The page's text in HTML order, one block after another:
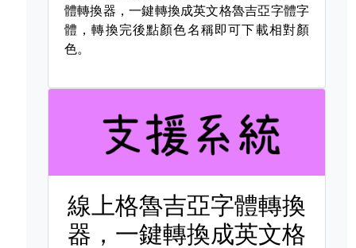
體轉換器，一鍵轉換成英文格魯吉亞字體字
體，轉換完後點顏色名稱即可下載相對顏
色。
線上格魯吉亞字體轉換
器，一鍵轉換成英文格